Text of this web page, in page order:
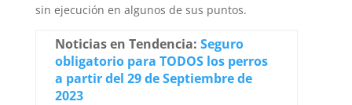
sin ejecución en algunos de sus puntos.
Noticias en Tendencia: Seguro
obligatorio para TODOS los perros
a partir del 29 de Septiembre de
2023